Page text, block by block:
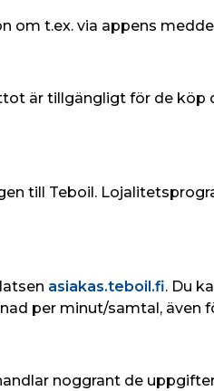
om t.ex. via appens
är tillgängligt för de köp
till Teboil.
asiakas.teboil.fi. Du
per minut/samtal, även
noggrant de